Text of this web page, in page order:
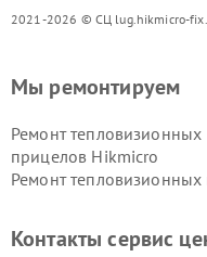
2021-2026 © СЦ lug.hikmicro-
Мы ремонтируем
Ремонт тепловизионных
прицелов Hikmicro
Ремонт
Контакты сервис